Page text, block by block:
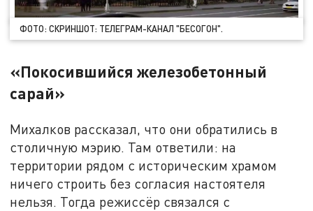
ФОТО: СКРИНШОТ: ТЕЛЕГРАМ-КАНАЛ "БЕСОГОН".
«Покосившийся железобетонный
сарай»
Михалков рассказал, что они обратились в
столичную мэрию. Там ответили: на
территории рядом с историческим храмом
ничего строить без согласия настоятеля
нельзя. Тогда режиссёр связался с